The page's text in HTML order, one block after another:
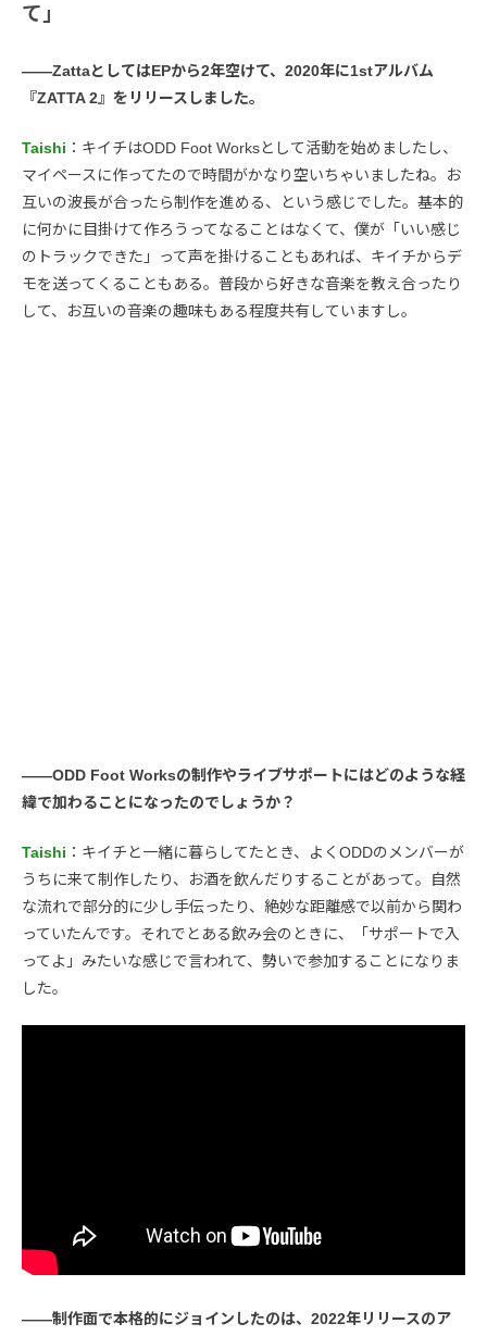
て」
――ZattaとしてはEPから2年空けて、2020年に1stアルバム
『ZATTA 2』をリリースしました。
Taishi ：キイチはODD Foot Worksとして活動を始めましたし、
マイペースに作ってたので時間がかなり空いちゃいましたね。お
互いの波長が合ったら制作を進める、という感じでした。基本的
に何かに目掛けて作ろうってなることはなくて、僕が「いい感じ
のトラックできた」って声を掛けることもあれば、キイチからデ
モを送ってくることもある。普段から好きな音楽を教え合ったり
して、お互いの音楽の趣味もある程度共有していますし。
――ODD Foot Worksの制作やライブサポートにはどのような経
緯で加わることになったのでしょうか？
Taishi ：キイチと一緒に暮らしてたとき、よくODDのメンバーが
うちに来て制作したり、お酒を飲んだりすることがあって。自然
な流れで部分的に少し手伝ったり、絶妙な距離感で以前から関わ
っていたんです。それでとある飲み会のときに、「サポートで入
ってよ」みたいな感じで言われて、勢いで参加することになりま
した。
――制作面で本格的にジョインしたのは、2022年リリースのア